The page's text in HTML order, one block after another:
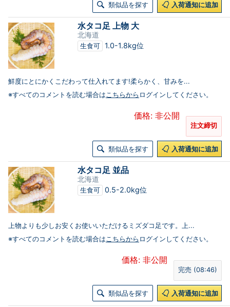
類似品を探す 入荷通知に追加
水タコ足 上物 大
北海道
生食可 1.0-1.8kg位
鮮度にとにかくこだわって仕入れてます!柔らかく、甘みを...
※すべてのコメントを読む場合はこちらから ログインしてください。
価格: 非公開
注文締切
類似品を探す 入荷通知に追加
水タコ足 並品
北海道
生食可 0.5-2.0kg位
上物よりも少しお安くお使いいただけるミズダコ足です。上...
※すべてのコメントを読む場合はこちらから ログインしてください。
価格: 非公開
完売 (08:46)
類似品を探す 入荷通知に追加